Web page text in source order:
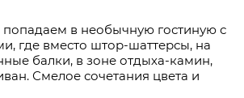
в необычную гостиную с
где вместо штор-шаттерсы, на
балки, в зоне отдыха-камин,
Смелое сочетания цвета и